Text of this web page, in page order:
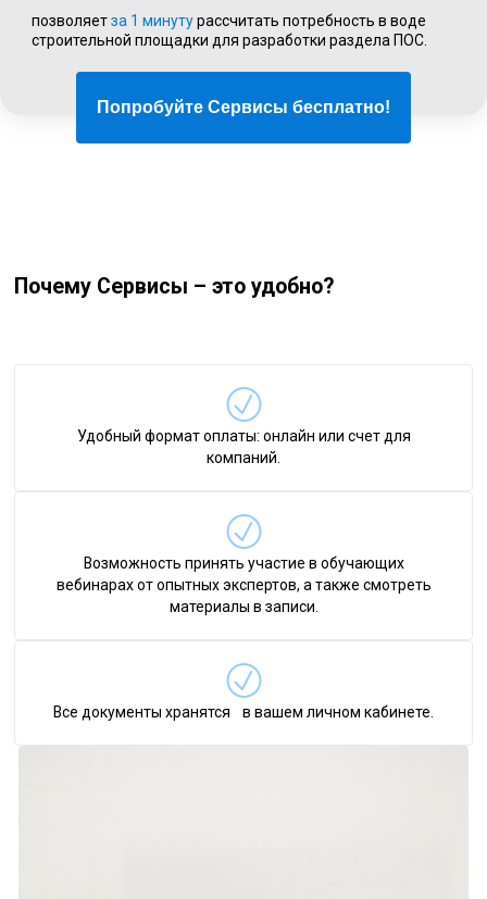
позволяетза 1 минутурассчитать потребность в воде
строительной площадки для разработки раздела ПОС.
Попробуйте Сервисы бесплатно!
Почему Сервисы – это удобно?
Удобный формат оплаты: онлайн или счет для
компаний.
Возможность принять участие в обучающих
вебинарах от опытных экспертов, а также смотреть
материалы в записи.
Все документы хранятся в вашем личном кабинете.